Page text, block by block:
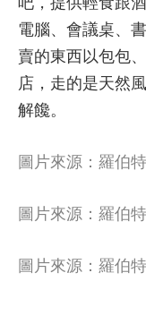
電腦、會議桌、
賣的東西以包包
店，走的是天然
解饞。
圖片來源：羅伯
圖片來源：羅伯
圖片來源：羅伯